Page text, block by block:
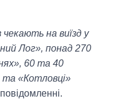
на виїзд у
Лог», понад 270
60 та 40
та «Котловці»